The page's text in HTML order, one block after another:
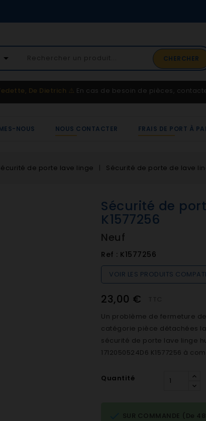
arrow_drop_down CHERCHER
02 41 65 37
Service client
De Dietrich ⚠️ En cas de besoin de pièces,
NOUS NOUS CONTACTER FRAIS DE PORT À
de porte lave linge Sécurité de porte de lave
Sécurité de
K1577256
Neuf
Ref : K1577256
VOIR LES PRODUITS
23,00 €
Un problème de fermeture
catégorie pièce détachées
sécurité de porte lave linge
1712050524D6 K1577256 à
Quantité
SUR COMMANDE (De